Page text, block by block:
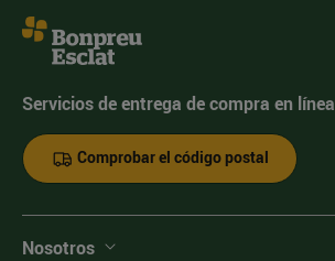
Servicios de entrega de compra en línea
Comprobar el código postal
Nosotros